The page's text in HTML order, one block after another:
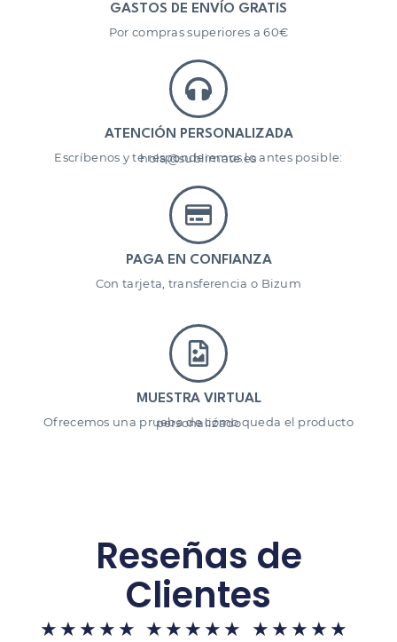
GASTOS DE ENVÍO GRATIS
Por compras superiores a 60€
ATENCIÓN PERSONALIZADA
Escríbenos y te responderemos lo antes posible: hola@sublimate.es
PAGA EN CONFIANZA
Con tarjeta, transferencia o Bizum
MUESTRA VIRTUAL
Ofrecemos una prueba de cómo queda el producto personalizado
Reseñas de
Clientes
★ ★ ★ ★ ★ ★ ★ ★ ★ ★ ★ ★ ★ ★ ★